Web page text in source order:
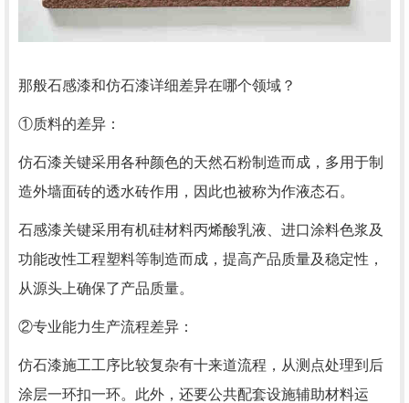
那般石感漆和仿石漆详细差异在哪个领域？
①质料的差异：
仿石漆关键采用各种颜色的天然石粉制造而成，多用于制
造外墙面砖的透水砖作用，因此也被称为作液态石。
石感漆关键采用有机硅材料丙烯酸乳液、进口涂料色浆及
功能改性工程塑料等制造而成，提高产品质量及稳定性，
从源头上确保了产品质量。
②专业能力生产流程差异：
仿石漆施工工序比较复杂有十来道流程，从测点处理到后
涂层一环扣一环。此外，还要公共配套设施辅助材料运